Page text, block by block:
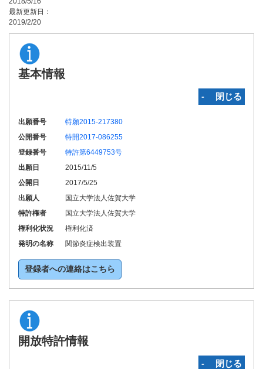
最新更新日：
2019/2/20
基本情報
‐ 閉じる
出願番号
特願2015-217380
公開番号
特開2017-086255
登録番号
特許第6449753号
出願日
2015/11/5
公開日
2017/5/25
出願人
国立大学法人佐賀大学
特許権者
国立大学法人佐賀大学
権利化状況
権利化済
発明の名称
関節炎症検出装置
登録者への連絡はこちら
開放特許情報
‐ 閉じる